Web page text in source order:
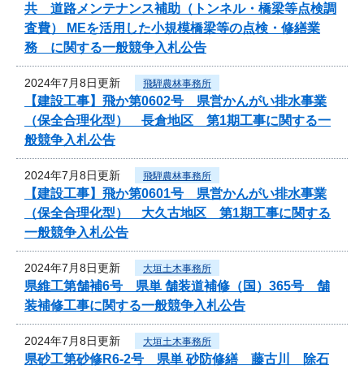
共 道路メンテナンス補助（トンネル・橋梁等点検調
査費） MEを活用した小規模橋梁等の点検・修繕業
務 に関する一般競争入札公告
2024年7月8日更新 飛騨農林事務所
【建設工事】飛か第0602号 県営かんがい排水事業
（保全合理化型） 長倉地区 第1期工事に関する一
般競争入札公告
2024年7月8日更新 飛騨農林事務所
【建設工事】飛か第0601号 県営かんがい排水事業
（保全合理化型） 大久古地区 第1期工事に関する
一般競争入札公告
2024年7月8日更新 大垣土木事務所
県維工第舗補6号 県単 舗装道補修（国）365号 舗
装補修工事に関する一般競争入札公告
2024年7月8日更新 大垣土木事務所
県砂工第砂修R6-2号 県単 砂防修繕 藤古川 除石